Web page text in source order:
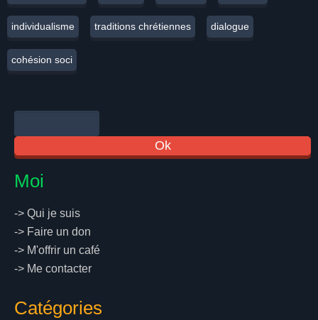
individualisme traditions chrétiennes dialogue
cohésion soci
Moi
-> Qui je suis
-> Faire un don
-> M'offrir un café
-> Me contacter
Catégories